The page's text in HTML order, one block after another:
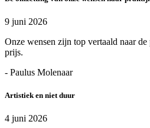
9 juni 2026
Onze wensen zijn top vertaald naar
prijs.
- Paulus Molenaar
Artistiek en niet duur
4 juni 2026